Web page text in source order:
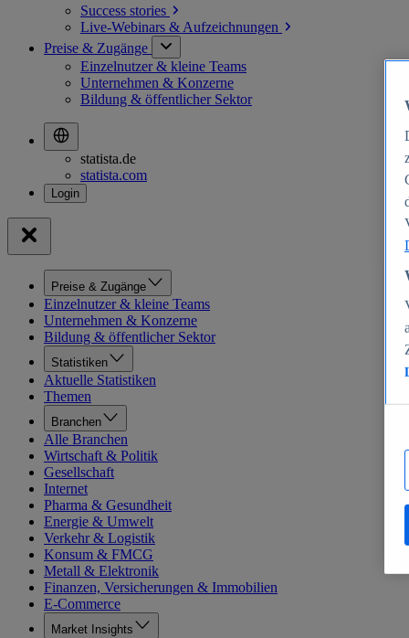
Success stories
Live-Webinars & Aufzeichnungen
Preise & Zugänge
Einzelnutzer & kleine Teams
Unternehmen & Konzerne
Bildung & öffentlicher Sektor
statista.de
statista.com
Preise & Zugänge
Einzelnutzer & kleine Teams
Unternehmen & Konzerne
Bildung & öffentlicher Sektor
Statistiken
Aktuelle Statistiken
Themen
Branchen
Alle Branchen
Wirtschaft & Politik
Gesellschaft
Internet
Pharma & Gesundheit
Energie & Umwelt
Verkehr & Logistik
Konsum & FMCG
Metall & Elektronik
Finanzen, Versicherungen & Immobilien
E-Commerce
Market Insights